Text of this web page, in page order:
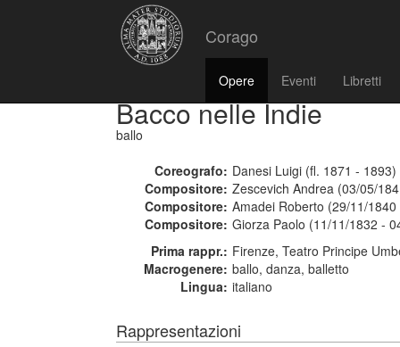
Corago
Opere Eventi Libretti
Bacco nelle Indie
ballo
Coreografo: Danesi Luigi (fl. 1871 - 1893)
Compositore: Zescevich Andrea (03/05/
Compositore: Amadei Roberto (29/11/
Compositore: Giorza Paolo (11/11/1832 -
Prima rappr.: Firenze, Teatro Principe
Macrogenere: ballo, danza, balletto
Lingua: italiano
Rappresentazioni